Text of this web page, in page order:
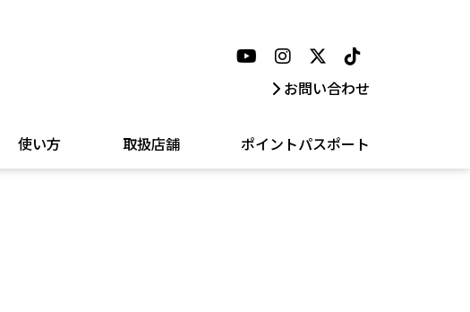
使い方 取扱店舗 ポイントパスポート
お問い合わせ